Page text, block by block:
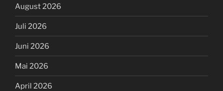
August 2026
Juli 2026
Juni 2026
Mai 2026
April 2026